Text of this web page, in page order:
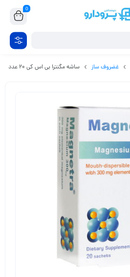
0
غضروف ساز ساشه مگنترا بی اس کی 20 عدد